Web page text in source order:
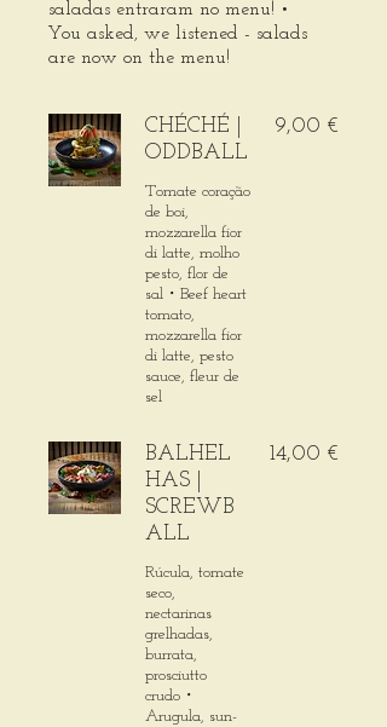
saladas entraram no menu! •
You asked, we listened - salads
are now on the menu!
CHÉCHÉ |
ODDBALL
Tomate coração
de boi,
mozzarella fior
di latte, molho
pesto, flor de
sal・Beef heart
tomato,
mozzarella fior
di latte, pesto
sauce, fleur de
sel
9,00 €
BALHEL
HAS |
SCREWB
ALL
Rúcula, tomate
seco,
nectarinas
grelhadas,
burrata,
prosciutto
crudo・
Arugula, sun-
14,00 €